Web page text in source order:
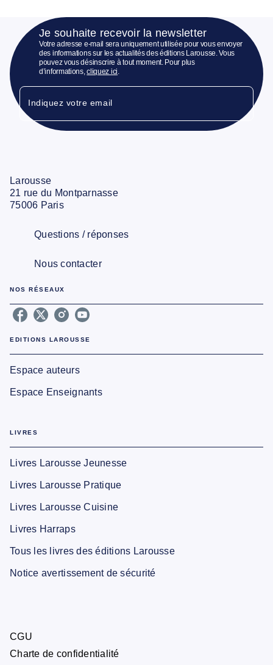
Je souhaite recevoir la newsletter
Votre adresse e-mail sera uniquement utilisée pour vous envoyer
des informations sur les actualités des éditions Larousse. Vous
pouvez vous désinscrire à tout moment. Pour plus
d’informations,cliquez ici.
Indiquez votre email
Larousse
21 rue du Montparnasse
75006 Paris
Questions / réponses
Nous contacter
NOS RÉSEAUX
EDITIONS LAROUSSE
Espace auteurs
Espace Enseignants
LIVRES
Livres Larousse Jeunesse
Livres Larousse Pratique
Livres Larousse Cuisine
Livres Harraps
Tous les livres des éditions Larousse
Notice avertissement de sécurité
CGU
Charte de confidentialité